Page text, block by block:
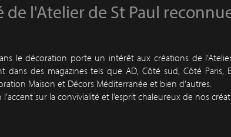
l'Atelier de St Paul
le décoration porte un intérêt aux créations de
des magazines tels que AD, Côté sud, Côté Paris,
Maison et Décors Méditerranée et bien d’autres.
sur la convivialité et l’esprit chaleureux de nos